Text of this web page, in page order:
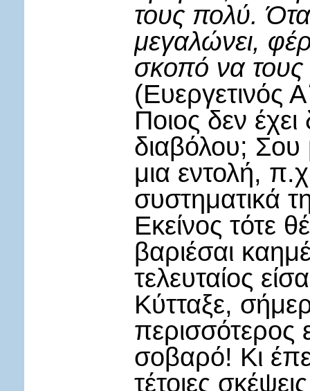
τους πολύ.
μεγαλώνει,
σκοπό να
(Ευεργετινός
Ποιος δεν
διαβόλου; Σου
μια εντολή,
συστηματικά
Εκείνος τότε
βαριέσαι
τελευταίος
Κύτταξε,
περισσότερος
σοβαρό! Κι
τέτοιες